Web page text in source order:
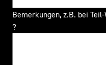
Bemerkungen, z.B. bei
?